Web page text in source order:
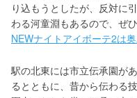
り込もうとしたが、反対に
わる河童淵もあるので、ぜ
NEWナイトアイボーテ2は
駅の北東には市立伝承園が
るとともに、昔から伝わる